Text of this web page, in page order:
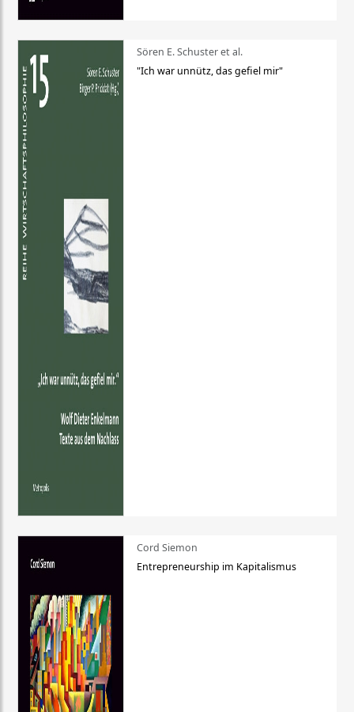
Sören E. Schuster et al.
"Ich war unnütz, das gefiel mir"
Cord Siemon
Entrepreneurship im Kapitalismus